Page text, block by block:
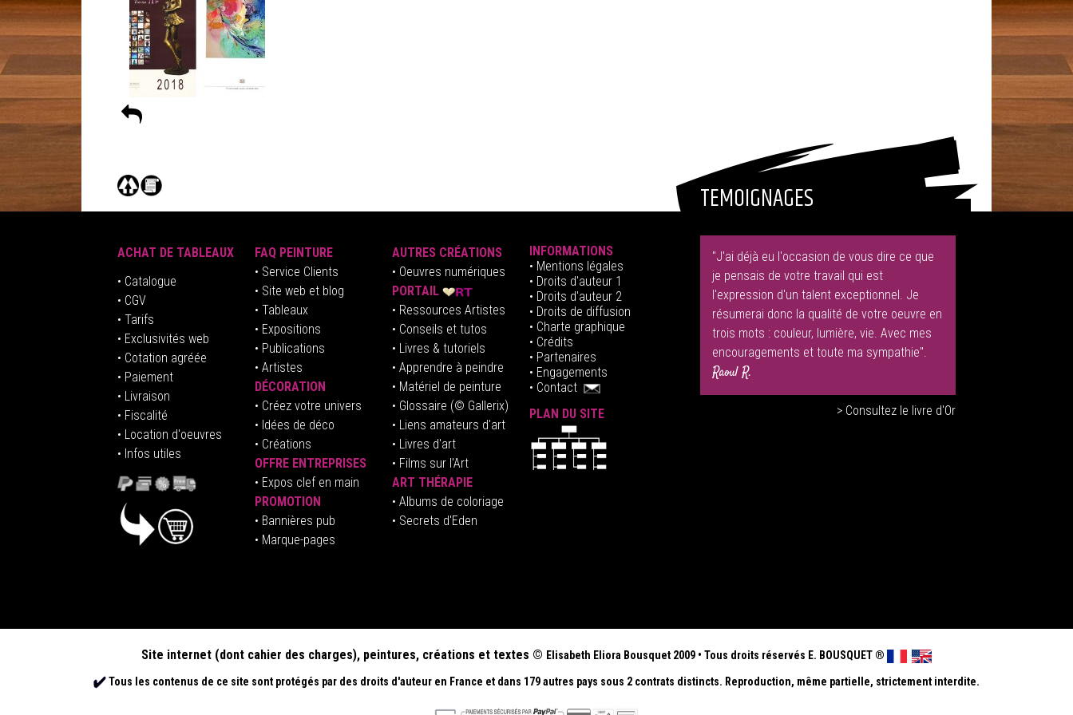
TEMOIGNAGES
ACHAT DE TABLEAUX
• Catalogue
• CGV
• Tarifs
• Exclusivités web
• Cotation agréée
• Paiement
• Livraison
• Fiscalité
• Location d'oeuvres
• Infos utiles
FAQ PEINTURE
• Service Clients
• Site web et blog
• Tableaux
• Expositions
• Publications
• Artistes
DÉCORATION
• Créez votre univers
• Idées de déco
• Créations
OFFRE ENTREPRISES
• Expos clef en main
PROMOTION
• Bannières pub
• Marque-pages
AUTRES CRÉATIONS
• Oeuvres numériques
PORTAIL
• Ressources Artistes
• Conseils et tutos
• Livres & tutoriels
• Apprendre à peindre
• Matériel de peinture
• Glossaire (© Gallerix)
• Liens amateurs d'art
• Livres d'art
• Films sur l'Art
ART THÉRAPIE
• Albums de coloriage
• Secrets d'Eden
INFORMATIONS
• Mentions légales
• Droits d'auteur 1
• Droits d'auteur 2
• Droits de diffusion
• Charte graphique
• Crédits
• Partenaires
• Engagements
• Contact
PLAN DU SITE
"J'ai déjà eu l'occasion de vous dire ce que
je pensais de votre travail qui est
l'expression d'un talent exceptionnel. Je
résumerai donc la qualité de votre oeuvre en
trois mots : couleur, lumière, vie. Avec mes
encouragements et toute ma sympathie".
Raoul R.
> Consultez le livre d'Or
Site internet (dont cahier des charges), peintures, créations et textes © Elisabeth Eliora Bousquet 2009 • Tous droits réservés E. BOUSQUET ®
Tous les contenus de ce site sont protégés par des droits d'auteur en France et dans 179 autres pays sous 2 contrats distincts. Reproduction, même partielle, strictement interdite.